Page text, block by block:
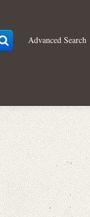
Advanced Search